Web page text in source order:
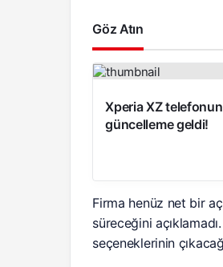
Göz Atın
Xperia XZ
güncelleme geldi!
Firma henüz net bir
süreceğini
seçeneklerinin